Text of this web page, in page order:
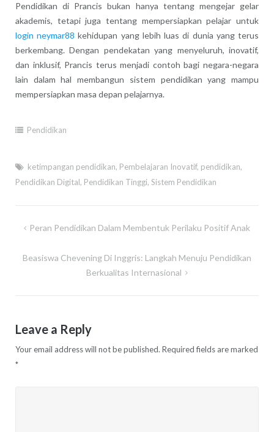
Pendidikan di Prancis bukan hanya tentang mengejar gelar
akademis, tetapi juga tentang mempersiapkan pelajar untuk
login neymar88 kehidupan yang lebih luas di dunia yang terus
berkembang. Dengan pendekatan yang menyeluruh, inovatif,
dan inklusif, Prancis terus menjadi contoh bagi negara-negara
lain dalam hal membangun sistem pendidikan yang mampu
mempersiapkan masa depan pelajarnya.
Pendidikan
ketimpangan pendidikan, Pembelajaran Inovatif, pendidikan,
Pendidikan Digital, Pendidikan Tinggi, Sistem Pendidikan
Post
Peran Pendidikan Dalam Membentuk Perilaku Positif Anak
Beasiswa Chevening Di Inggris: Langkah Menuju Pendidikan
Berkualitas Internasional
Leave a Reply
Your email address will not be published. Required fields are marked
*